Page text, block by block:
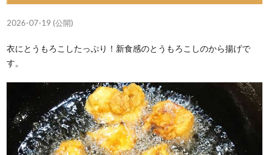
2026-07-19 (公開)
衣にとうもろこしたっぷり！新食感のとうもろこしのから揚げで
す。